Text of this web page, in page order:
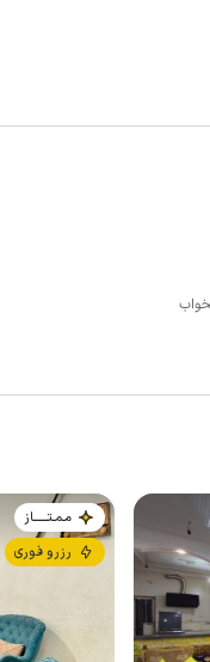
مـمـتــــــاز
رزرو فوری